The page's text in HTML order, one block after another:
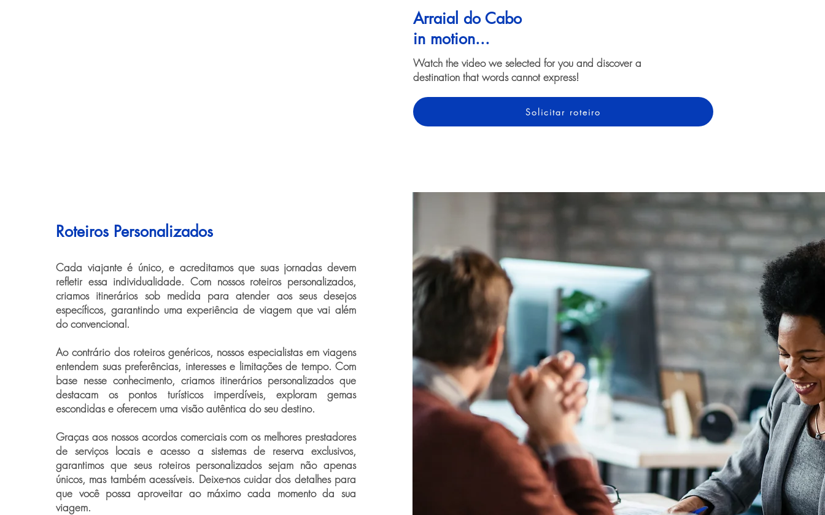
Arraial do Cabo
in motion...
Watch the video we selected for you and discover a
destination that words cannot express!
Solicitar roteiro
Roteiros Personalizados
Cada viajante é único, e acreditamos que suas jornadas devem
refletir essa individualidade. Com nossos roteiros personalizados,
criamos itinerários sob medida para atender aos seus desejos
específicos, garantindo uma experiência de viagem que vai além
do convencional.
Ao contrário dos roteiros genéricos, nossos especialistas em viagens
entendem suas preferências, interesses e limitações de tempo. Com
base nesse conhecimento, criamos itinerários personalizados que
destacam os pontos turísticos imperdíveis, exploram gemas
escondidas e oferecem uma visão autêntica do seu destino.
Graças aos nossos acordos comerciais com os melhores prestadores
de serviços locais e acesso a sistemas de reserva exclusivos,
garantimos que seus roteiros personalizados sejam não apenas
únicos, mas também acessíveis. Deixe-nos cuidar dos detalhes para
que você possa aproveitar ao máximo cada momento da sua
viagem.